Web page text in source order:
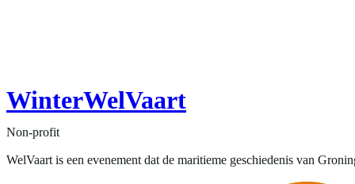
WinterWelVaart
Non-profit
WelVaart is een evenement dat de maritieme geschiedenis van